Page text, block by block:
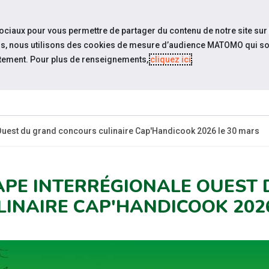
ESPACE
du grand concours culinaire Cap'Handicook 2026 le 30 mars
INTERRÉGIONALE OUEST
CAP'HANDICOOK
pour vous permettre de partager du contenu de notre site sur
nous utilisons des cookies de mesure d’audience MATOMO qui
Pour plus de renseignements,cliquez ici.